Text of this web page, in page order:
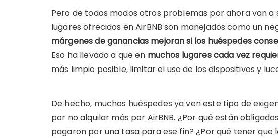
Pero de todos modos otros problemas por ahora van a
lugares ofrecidos en AirBNB son manejados como un
márgenes de ganancias mejoran si los huéspedes
Eso ha llevado a que en muchos lugares cada vez
más limpio posible, limitar el uso de los dispositivos y
De hecho, muchos huéspedes ya ven este tipo de
por no alquilar más por AirBNB. ¿Por qué están
pagaron por una tasa para ese fin? ¿Por qué tener que